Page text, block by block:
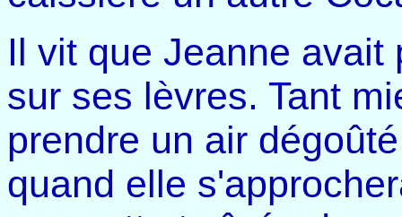
Il vit que Jeanne
sur ses lèvres. Tant
prendre un air
quand elle